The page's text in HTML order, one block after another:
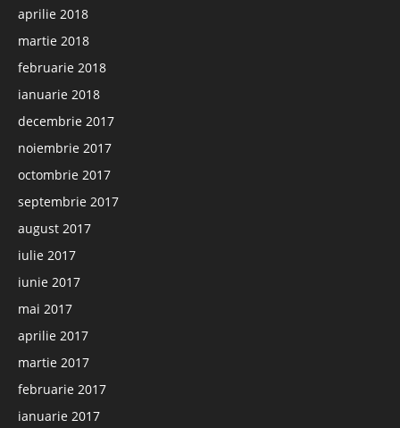
aprilie 2018
martie 2018
februarie 2018
ianuarie 2018
decembrie 2017
noiembrie 2017
octombrie 2017
septembrie 2017
august 2017
iulie 2017
iunie 2017
mai 2017
aprilie 2017
martie 2017
februarie 2017
ianuarie 2017